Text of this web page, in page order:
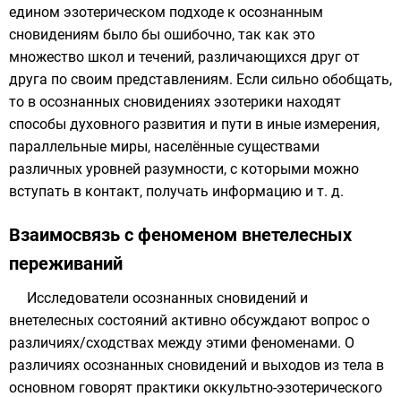
едином эзотерическом подходе к осознанным
сновидениям было бы ошибочно, так как это
множество школ и течений, различающихся друг от
друга по своим представлениям. Если сильно обобщать,
то в осознанных сновидениях эзотерики находят
способы духовного развития и пути в иные измерения,
параллельные миры, населённые существами
различных уровней разумности, с которыми можно
вступать в контакт, получать информацию и т. д.
Взаимосвязь с феноменом внетелесных
переживаний
Исследователи осознанных сновидений и
внетелесных состояний активно обсуждают вопрос о
различиях/сходствах между этими феноменами. О
различиях осознанных сновидений и выходов из тела в
основном говорят практики оккультно-эзотерического